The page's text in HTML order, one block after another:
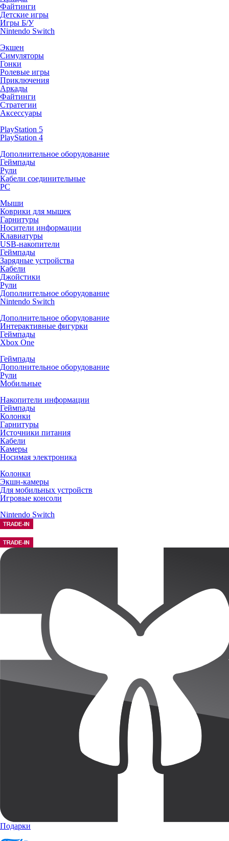
Файтинги
Детские игры
Игры Б/У
Nintendo Switch
Экшен
Симуляторы
Гонки
Ролевые игры
Приключения
Аркады
Файтинги
Стратегии
Аксессуары
PlayStation 5
PlayStation 4
Дополнительное оборудование
Геймпады
Рули
Кабели соединительные
PC
Мыши
Коврики для мышек
Гарнитуры
Носители информации
Клавиатуры
USB-накопители
Геймпады
Зарядные устройства
Кабели
Джойстики
Рули
Дополнительное оборудование
Nintendo Switch
Дополнительное оборудование
Интерактивные фигурки
Геймпады
Xbox One
Геймпады
Дополнительное оборудование
Рули
Мобильные
Накопители информации
Геймпады
Колонки
Гарнитуры
Источники питания
Кабели
Камеры
Носимая электроника
Колонки
Экшн-камеры
Для мобильных устройств
Игровые консоли
Nintendo Switch
Подарки